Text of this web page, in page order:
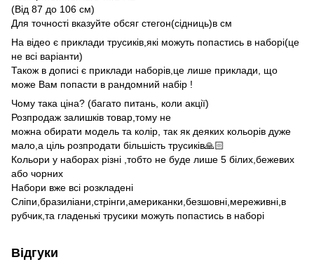
(Від 87 до 106 см)
Для точності вказуйте обсяг стегон(сідниць)в см
На відео є приклади трусиків,які можуть попастись в наборі(це
не всі варіанти)
Також в дописі є приклади наборів,це лише приклади, що
може Вам попасти в рандомний набір !
Чому така ціна? (багато питань, коли акції)
Розпродаж залишків товар,тому не
можна обирати модель та колір, так як деяких кольорів дуже
мало,а ціль розпродати більшість трусиків🙏🏻
Кольори у наборах різні ,тобто не буде лише 5 білих,бежевих
або чорних
Набори вже всі розкладені
Сліпи,бразиліани,стрінги,американки,безшовні,мереживні,в
рубчик,та гладенькі трусики можуть попастись в наборі
Відгуки